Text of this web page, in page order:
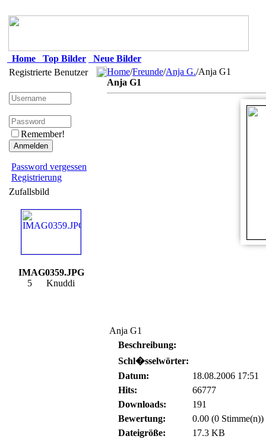
Home Top Bilder
Neue Bilder
Registrierte Benutzer
Remember!
Password vergessen
Registrierung
Zufallsbild
IMAG0359.JPG
5 Knuddi
Home/Freunde/Anja G./Anja G1
Anja G1
Anja G1
Beschreibung:
Schl�sselwörter:
Datum:
18.08.2006 17:51
Hits:
66777
Downloads:
191
Bewertung:
0.00 (0 Stimme(n))
Dateigröße:
17.3 KB